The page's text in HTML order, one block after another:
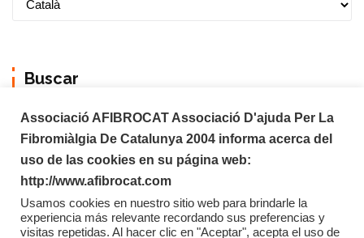
Buscar
Associació AFIBROCAT Associació D'ajuda Per La
Fibromiàlgia De Catalunya 2004 informa acerca del
uso de las cookies en su página web:
http://www.afibrocat.com
Usamos cookies en nuestro sitio web para brindarle la
experiencia más relevante recordando sus preferencias y
visitas repetidas. Al hacer clic en "Aceptar", acepta el uso de